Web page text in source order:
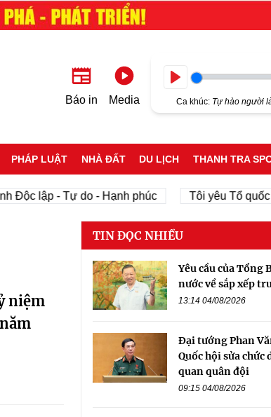
Báo in Media Ca khúc: Tự hào người
PHÁP LUẬT NHÀ ĐẤT DU LỊCH THANH TRA
lập - Tự do - Hạnh phúc Tôi yêu Tổ quốc tôi
niệm
TIN ĐỌC NHIỀU
Yêu cầu của Tổng
nước về sắp xếp
13:14 04/08/2026
Đại tướng Phan
Quốc hội sửa
quan quân đội
09:15 04/08/2026